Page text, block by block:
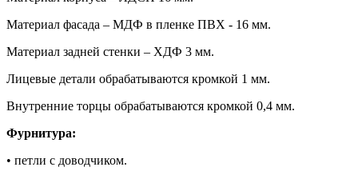
Материал фасада – МДФ в пленке ПВХ - 16 мм.
Материал задней стенки – ХДФ 3 мм.
Лицевые детали обрабатываются кромкой 1 мм.
Внутренние торцы обрабатываются кромкой 0,4 мм.
Фурнитура:
• петли с доводчиком.